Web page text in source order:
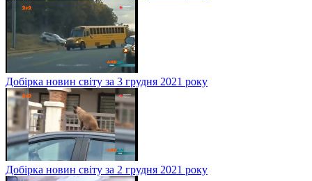
Добірка новин світу за 3 грудня 2021 року
Добірка новин світу за 2 грудня 2021 року